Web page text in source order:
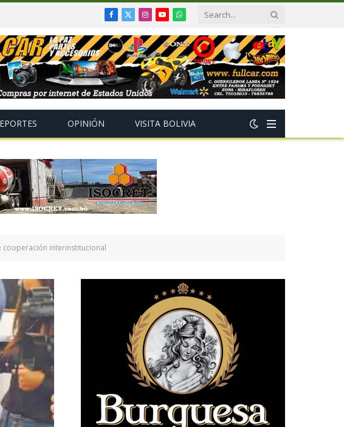
Facebook
X
(Twitter)
Instagram
YouTubeWhatsApp
OPINIÓN VISITA BOLIVIA
cooperación interinstitucional